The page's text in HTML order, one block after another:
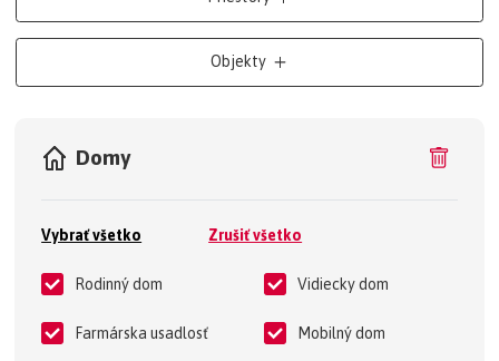
Objekty
Domy
Vybrať všetko Zrušiť všetko
Rodinný dom Vidiecky dom
Farmárska usadlosť Mobilný dom